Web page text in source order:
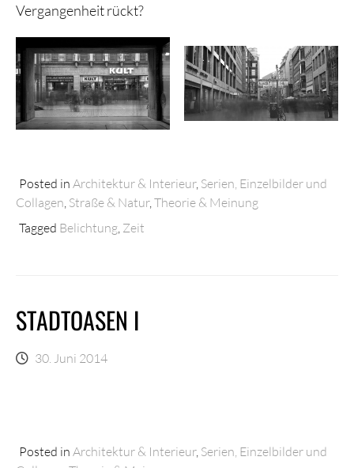
Vergangenheit rückt?
Posted in Architektur & Interieur, Serien, Einzelbilder und
Collagen Straße & Natur, Theorie & Meinung
Tagged Belichtung Zeit
STADTOASEN I
30. Juni 2014
Posted in Architektur & Interieur, Serien, Einzelbilder und